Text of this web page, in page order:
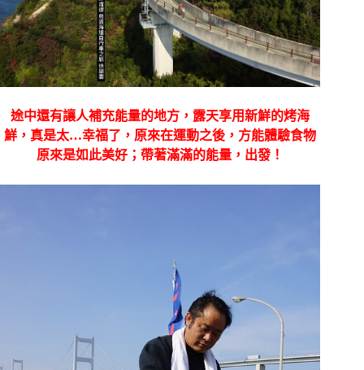
途中還有讓人補充能量的地方，露天享用新鮮的烤海
鮮，真是太…幸福了，原來在運動之後，方能體驗食物
原來是如此美好；帶著滿滿的能量，出發！